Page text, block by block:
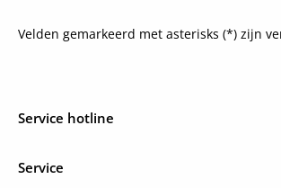
Velden gemarkeerd met asterisks (*) zijn
Service hotline
Service